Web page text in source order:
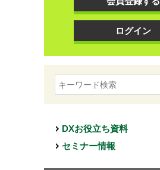
ログイン
DXお役立ち資料
セミナー情報